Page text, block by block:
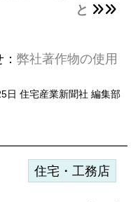
と
弊社著作物の使用
日 住宅産業新聞社 編集部
住宅・工務店